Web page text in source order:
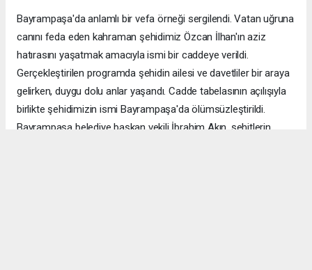
Bayrampaşa'da anlamlı bir vefa örneği sergilendi. Vatan uğruna
canını feda eden kahraman şehidimiz Özcan İlhan'ın aziz
hatırasını yaşatmak amacıyla ismi bir caddeye verildi.
Gerçekleştirilen programda şehidin ailesi ve davetliler bir araya
gelirken, duygu dolu anlar yaşandı. Cadde tabelasının açılışıyla
birlikte şehidimizin ismi Bayrampaşa'da ölümsüzleştirildi.
Bayrampaşa belediye başkan vekili İbrahim Akın, şehitlerin